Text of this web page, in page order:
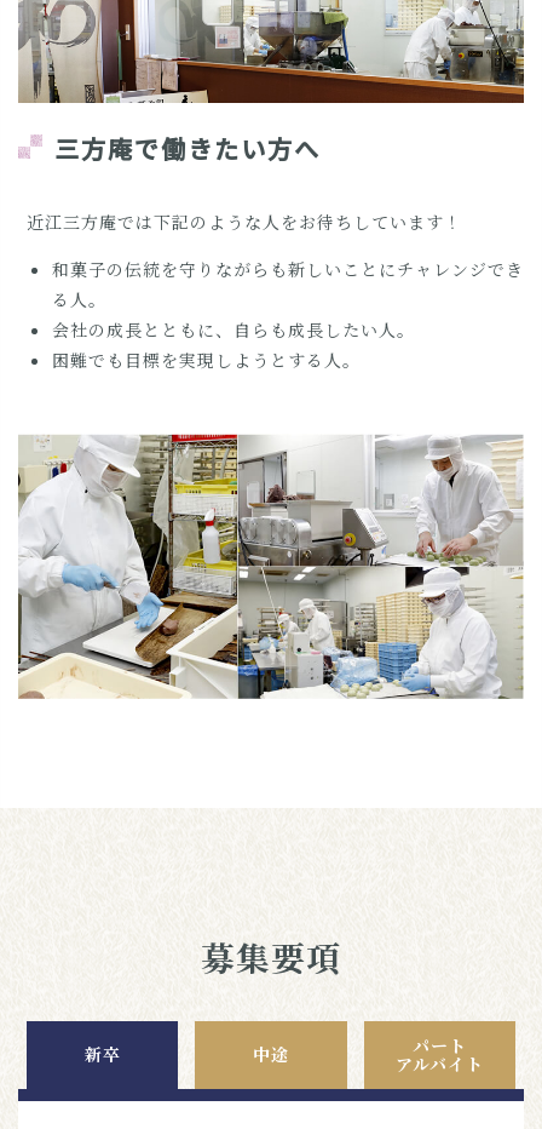
三方庵で働きたい方へ
近江三方庵では下記のような人をお待ちしています！
和菓子の伝統を守りながらも新しいことにチャレンジでき
る人。
会社の成長とともに、自らも成長したい人。
困難でも目標を実現しようとする人。
募集要項
新卒 中途 パート
アルバイト